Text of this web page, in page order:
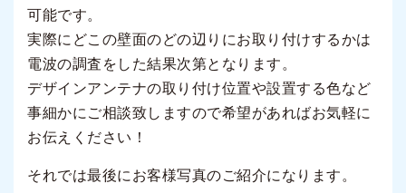
可能です。
実際にどこの壁面のどの辺りにお取り付けするかは
電波の調査をした結果次第となります。
デザインアンテナの取り付け位置や設置する色など
事細かにご相談致しますので希望があればお気軽に
お伝えください！
それでは最後にお客様写真のご紹介になります。